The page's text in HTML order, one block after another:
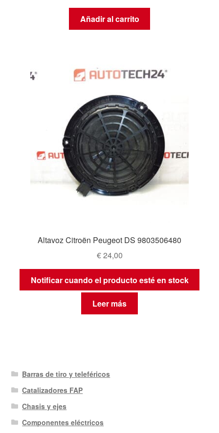
Añadir al carrito
Altavoz Citroën Peugeot DS 9803506480
€24,00
Notificar cuando el producto esté en stock
Leer más
Barras de tiro y teleféricos
Catalizadores FAP
Chasis y ejes
Componentes eléctricos